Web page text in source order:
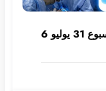
أخبار على الهامش الأسبوع 31 يوليو 6